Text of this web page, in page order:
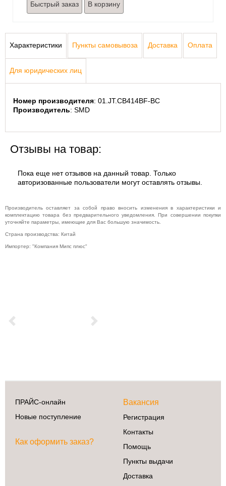
Previous Next
Быстрый заказ
Характеристики Пункты самовывоза Доставка Оплата
Для юридических лиц
Номер производителя: 01.JT.CB414BF-BC
Производитель: SMD
Отзывы на товар:
Пока еще нет отзывов на данный товар. Только
авторизованные пользователи могут оставлять отзывы.
Производитель оставляет за собой право вносить изменения в характеристики и
комплектацию товара без предварительного уведомления. При совершении покупки
уточняйте параметры, имеющие для Вас большую значимость.
Страна производства: Китай
Импортер: "Компания Мипс плюс"
ПРАЙС-онлайн
Новые поступление
Как оформить заказ?
Вакансия
Регистрация
Контакты
Помощь
Пункты выдачи
Доставка